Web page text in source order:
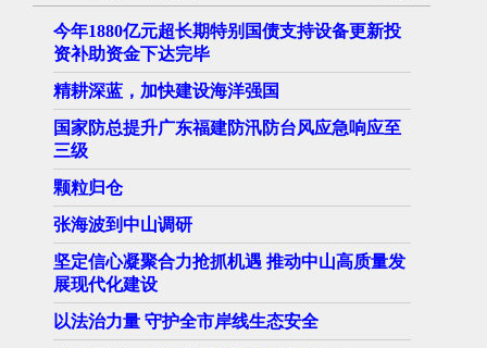
今年1880亿元超长期特别国债支持设备更新投
资补助资金下达完毕
精耕深蓝，加快建设海洋强国
国家防总提升广东福建防汛防台风应急响应至
三级
颗粒归仓
张海波到中山调研
坚定信心凝聚合力抢抓机遇 推动中山高质量发
展现代化建设
以法治力量 守护全市岸线生态安全